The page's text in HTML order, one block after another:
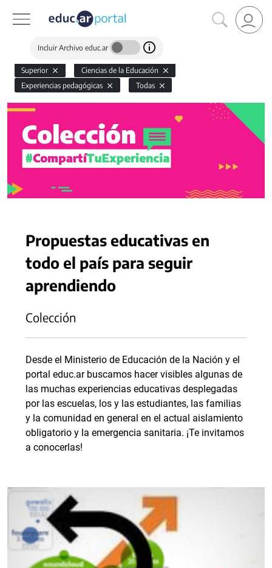
Incluir Archivo educ.ar
Superior
Ciencias de la Educación
Experiencias pedagógicas
Todas
Propuestas educativas en
todo el país para seguir
aprendiendo
Colección
Desde el Ministerio de Educación de la Nación y el
portal educ.ar buscamos hacer visibles algunas de
las muchas experiencias educativas desplegadas
por las escuelas, los y las estudiantes, las familias
y la comunidad en general en el actual aislamiento
obligatorio y la emergencia sanitaria. ¡Te invitamos
a conocerlas!